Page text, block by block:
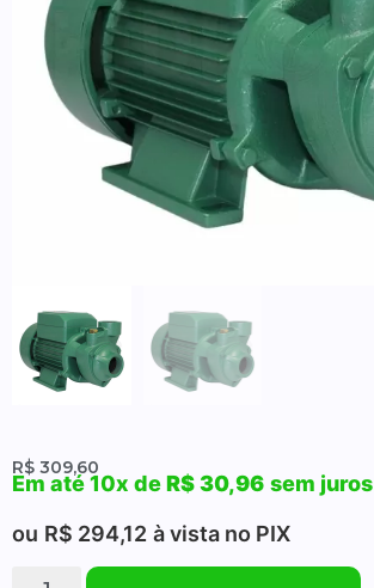
R$ 309,60
Em até 10x deR$30,96 sem juros
ou R$ 294,12 à vista no PIX